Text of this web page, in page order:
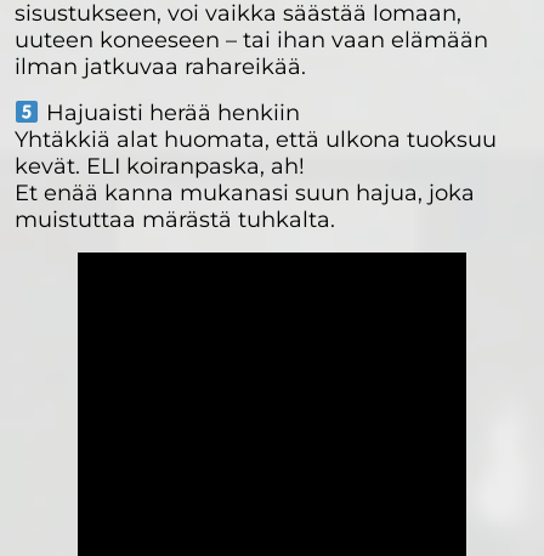
sisustukseen, voi vaikka säästää lomaan,
uuteen koneeseen – tai ihan vaan elämään
ilman jatkuvaa rahareikää.
Hajuaisti herää henkiin
Yhtäkkiä alat huomata, että ulkona tuoksuu
kevät. ELI koiranpaska, ah!
Et enää kanna mukanasi suun hajua, joka
muistuttaa märästä tuhkalta.